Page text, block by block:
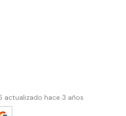
actualizado hace 3 años